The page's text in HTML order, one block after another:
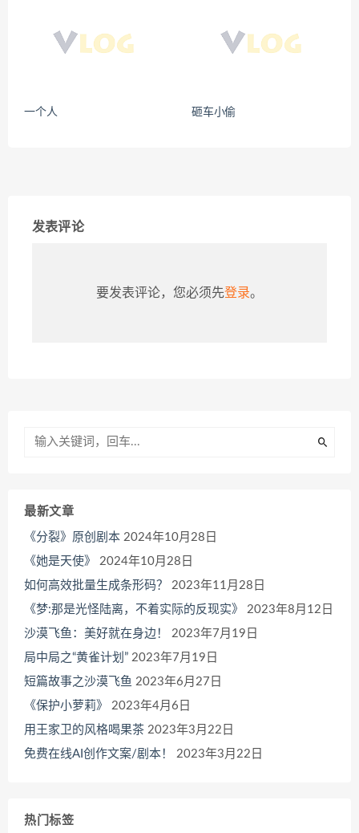
一个人 砸车小偷
发表评论
要发表评论，您必须先登录。
最新文章
《分裂》原创剧本 2024年10月28日
《她是天使》
2024年10月28日
如何高效批量生成条形码？
2023年11月28日
《梦:那是光怪陆离，不着实际的反现实》
2023年8月12日
沙漠飞鱼：美好就在身边！
2023年7月19日
局中局之“黄雀计划” 2023年7月19日
短篇故事之沙漠飞鱼 2023年6月27日
《保护小萝莉》
2023年4月6日
用王家卫的风格喝果茶 2023年3月22日
免费在线AI创作文案/剧本！
2023年3月22日
热门标签